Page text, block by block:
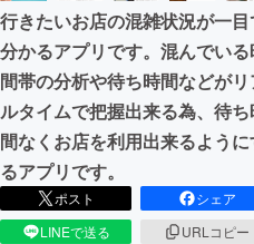
ビジネス・起業
まちづくり・地域活
CAMPFIRE for Social
CAMPFIREふるさと納
行きたいお店の混雑状況が一目
分かるアプリです。混んでいる
間帯の分析や待ち時間などが
ルタイムで把握出来る為、待ち
間なくお店を利用出来るよう
るアプリです。
ポスト
シェア
LINEで送る
URLコピー